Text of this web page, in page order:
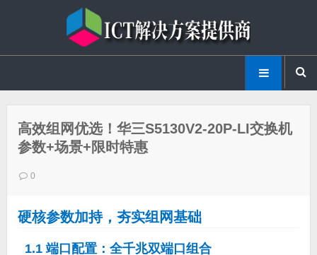
高效组网优选！华三S5130V2-20P-LI交换机
参数+场景+限时特惠
0
硬核参数加持，夯实组网基础
1.1 端口配置：全千兆双端口组合